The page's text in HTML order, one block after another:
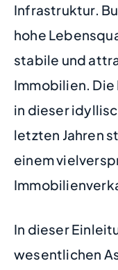
Infrastruktur.
hohe
stabile und
Immobilien. Die
in dieser
letzten Jahren
einem
In dieser
wesentlichen